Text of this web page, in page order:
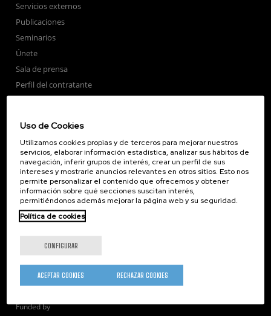
Servicios externos
Publicaciones
Seminarios
Únete
Sala de prensa
Perfil del contratante
Nanoóptica
Autoensamblado
Nanobiosistemas
Nanodispositivos
Microscopía Electrónica
Teoría
Microscopía de Detección Cuántica
Nanoingeniería
Hardware Cuántico
Funded by
Uso de Cookies
Utilizamos cookies propias y de terceros para mejorar nuestros
servicios, elaborar información estadística, analizar sus hábitos de
navegación, inferir grupos de interés, crear un perfil de sus
intereses y mostrarle anuncios relevantes en otros sitios. Esto nos
permite personalizar el contenido que ofrecemos y obtener
información sobre qué secciones suscitan interés,
permitiéndonos además mejorar la página web y su seguridad.
Política de cookies
CONFIGURAR
RECHAZAR COOKIES
ACEPTAR COOKIES